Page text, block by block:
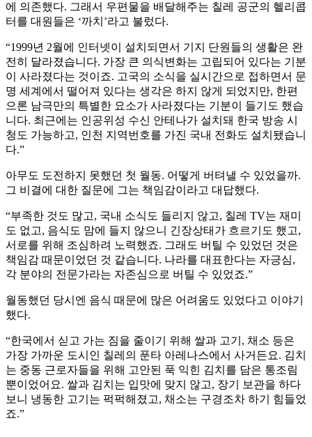
에 의존했다. 그래서 우편물을 배달해주는 칠레 공군의 헬리콥
터를 대원들은 ‘까치’라고 불렀다.
“1999년 2월에 인터넷이 설치되면서 기지 단원들의 생활은 완
전히 달라졌습니다. 가장 큰 의식변화는 고립되어 있다는 기분
이 사라졌다는 것이죠. 고국의 소식을 실시간으로 접하면서 문
명 세계에서 떨어져 있다는 생각은 하지 않게 되었지만, 한편
으론 남극만의 특별한 요소가 사라졌다는 기분이 들기도 했습
니다. 최근에는 인공위성 수신 안테나가 설치돼 한국 방송 시
청도 가능하고, 인천 지역번호를 가진 국내 전화도 설치됐습니
다.”
아무도 도전하지 못했던 첫 월동. 어떻게 버텨낼 수 있었을까.
그 비결에 대한 질문에 그는 책임감이라고 대답했다.
“부족한 것도 많고, 국내 소식도 들리지 않고, 칠레 TV는 재미
도 없고, 음식도 맘에 들지 않으니 긴장상태가 흐르기도 했고,
서로를 위해 조심하려 노력했죠. 그래도 버틸 수 있었던 것은
책임감 때문이었던 것 같습니다. 나라를 대표한다는 자긍심,
각 분야의 전문가라는 자존심으로 버틸 수 있었죠.”
월동했던 당시엔 음식 때문에 많은 어려움도 있었다고 이야기
했다.
“한국에서 싣고 가는 짐을 줄이기 위해 쌀과 고기, 채소 등은
가장 가까운 도시인 칠레의 푼타 아레나스에서 사거든요. 김치
는 중동 근로자들을 위해 고안된 푹 익힌 김치를 담은 통조림
뿐이었어요. 쌀과 김치는 입맛에 맞지 않고, 장기 보관을 하다
보니 냉동한 고기는 퍽퍽해졌고, 채소는 구경조차 하기 힘들었
죠.”